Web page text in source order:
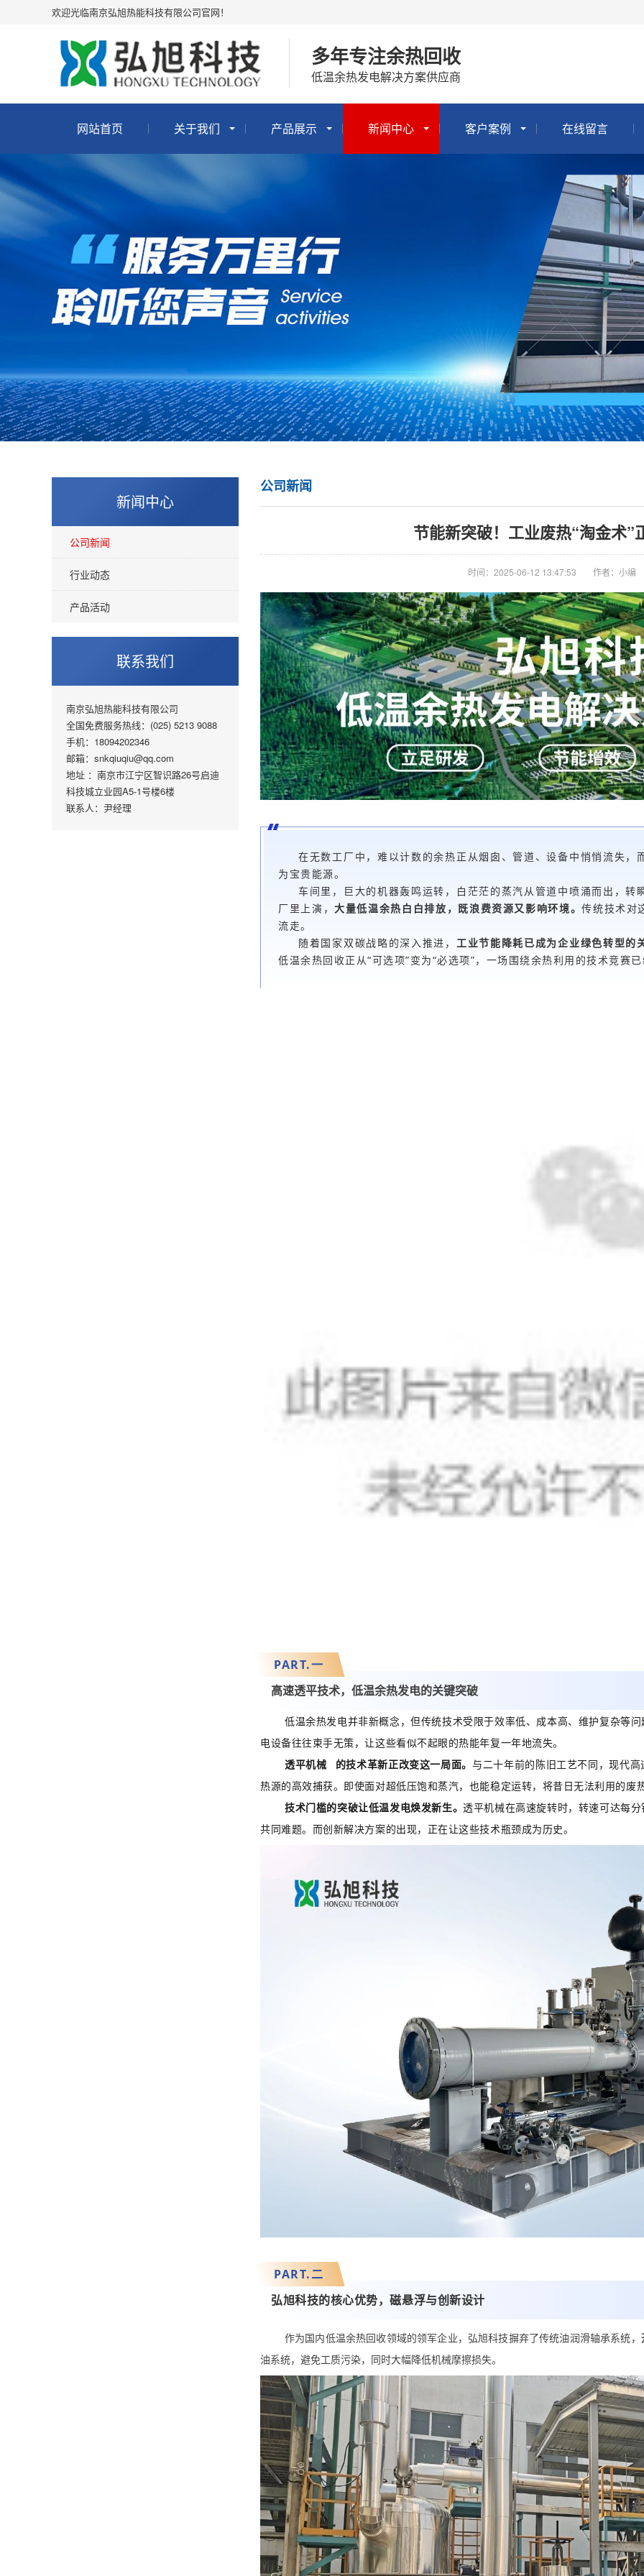
欢迎光临南京弘旭热能科技有限公司官网！
多年专注余热回收
低温余热发电解决方案供应商
网站首页 关于我们 产品展示 新闻中心 客户案例 在线留言
新闻中心
公司新闻
行业动态
产品活动
联系我们
南京弘旭热能科技有限公司
全国免费服务热线：(025) 5213 9088
手机：18094202346
邮箱：snkqiuqiu@qq.com
地址 ：南京市江宁区智识路26号启迪
科技城立业园A5-1号楼6楼
联系人：尹经理
公司新闻
节能新突破！工业废热“淘金术”
时间：2025-06-12 13:47:53 作者：小编
在无数工厂中，难以计数的余热正从烟囱、管道、设备中悄悄流失
为宝贵能源。
车间里，巨大的机器轰鸣运转，白茫茫的蒸汽从管道中喷涌而出，
厂里上演，大量低温余热白白排放，既浪费资源又影响环境。传统技术对
流走。
随着国家双碳战略的深入推进， 工业节能降耗已成为企业绿色转型的
低温余热回收正从“可选项”变为“必选项”，一场围绕余热利用的技术竞赛
PART.一
高速透平技术，低温余热发电的关键突破
低温余热发电并非新概念，但传统技术受限于效率低、成本高、维护复杂等
电设备往往束手无策，让这些看似不起眼的热能年复一年地流失。
透平机械
的技术革新正改变这一局面。与二十年前的陈旧工艺不同，现代
热源的高效捕获。即使面对超低压饱和蒸汽，也能稳定运转，将昔日无法利用的废
技术门槛的突破让低温发电焕发新生。透平机械在高速旋转时，转速可达每
共同难题。而创新解决方案的出现，正在让这些技术瓶颈成为历史。
PART.二
弘旭科技的核心优势，磁悬浮与创新设计
作为国内低温余热回收领域的领军企业，弘旭科技摒弃了传统油润滑轴承系统，
油系统，避免工质污染，同时大幅降低机械摩擦损失。